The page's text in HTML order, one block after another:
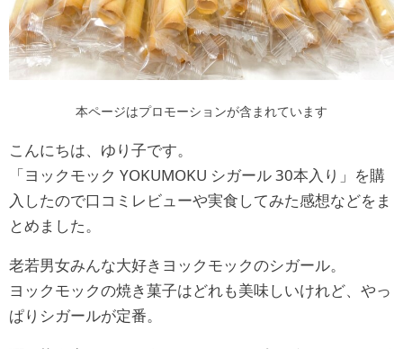
本ページはプロモーションが含まれています
こんにちは、ゆり子です。
「ヨックモック YOKUMOKU シガール 30本入り」を購
入したので口コミレビューや実食してみた感想などをま
とめました。
老若男女みんな大好きヨックモックのシガール。
ヨックモックの焼き菓子はどれも美味しいけれど、やっ
ぱりシガールが定番。